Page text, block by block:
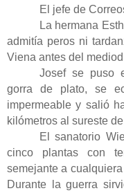
El jefe de
La hermana
admitía peros ni
Viena antes del
Josef se puso
gorra de plato, se
impermeable y salió
kilómetros al sureste
El sanatorio
cinco plantas con
semejante a
Durante la guerra